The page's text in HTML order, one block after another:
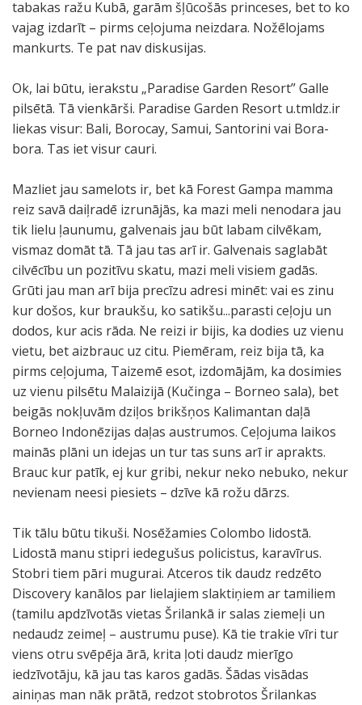
tabakas ražu Kubā, garām šļūcošās princeses, bet to ko
vajag izdarīt – pirms ceļojuma neizdara. Nožēlojams
mankurts. Te pat nav diskusijas.
Ok, lai būtu, ierakstu „Paradise Garden Resort” Galle
pilsētā. Tā vienkārši. Paradise Garden Resort u.tmldz.ir
liekas visur: Bali, Borocay, Samui, Santorini vai Bora-
bora. Tas iet visur cauri.
Mazliet jau samelots ir, bet kā Forest Gampa mamma
reiz savā daiļradē izrunājās, ka mazi meli nenodara jau
tik lielu ļaunumu, galvenais jau būt labam cilvēkam,
vismaz domāt tā. Tā jau tas arī ir. Galvenais saglabāt
cilvēcību un pozitīvu skatu, mazi meli visiem gadās.
Grūti jau man arī bija precīzu adresi minēt: vai es zinu
kur došos, kur braukšu, ko satikšu...parasti ceļoju un
dodos, kur acis rāda. Ne reizi ir bijis, ka dodies uz vienu
vietu, bet aizbrauc uz citu. Piemēram, reiz bija tā, ka
pirms ceļojuma, Taizemē esot, izdomājām, ka dosimies
uz vienu pilsētu Malaizijā (Kučinga – Borneo sala), bet
beigās nokļuvām dziļos brikšņos Kalimantan daļā
Borneo Indonēzijas daļas austrumos. Ceļojuma laikos
mainās plāni un idejas un tur tas suns arī ir aprakts.
Brauc kur patīk, ej kur gribi, nekur neko nebuko, nekur
nevienam neesi piesiets – dzīve kā rožu dārzs.
Tik tālu būtu tikuši. Nosēžamies Colombo lidostā.
Lidostā manu stipri iedegušus policistus, karavīrus.
Stobri tiem pāri mugurai. Atceros tik daudz redzēto
Discovery kanālos par lielajiem slaktiņiem ar tamiliem
(tamilu apdzīvotās vietas Šrilankā ir salas ziemeļi un
nedaudz zeimeļ – austrumu puse). Kā tie trakie vīri tur
viens otru svēpēja ārā, krita ļoti daudz mierīgo
iedzīvotāju, kā jau tas karos gadās. Šādas visādas
ainiņas man nāk prātā, redzot stobrotos Šrilankas